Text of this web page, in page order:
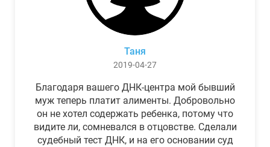
Таня
2019-04-27
Благодаря вашего ДНК-центра мой бывший
муж теперь платит алименты. Добровольно
он не хотел содержать ребенка, потому что
видите ли, сомневался в отцовстве. Сделали
судебный тест ДНК, и на его основании суд